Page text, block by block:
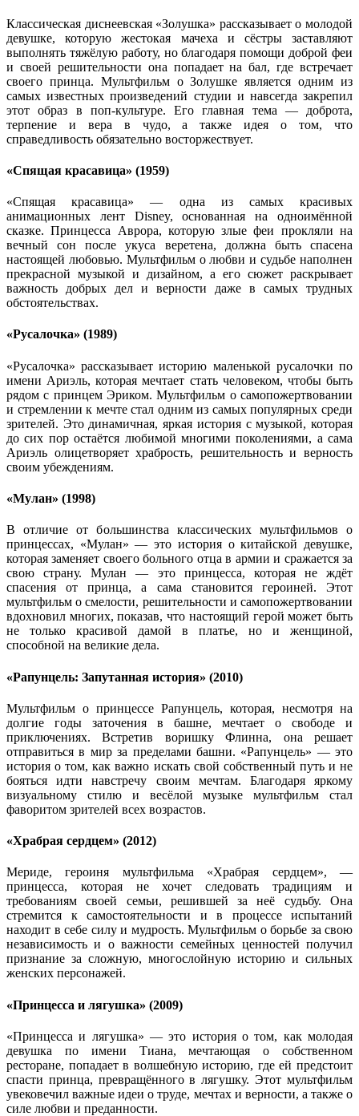
Классическая диснеевская «Золушка» рассказывает о молодой
девушке, которую жестокая мачеха и сёстры заставляют
выполнять тяжёлую работу, но благодаря помощи доброй феи
и своей решительности она попадает на бал, где встречает
своего принца. Мультфильм о Золушке является одним из
самых известных произведений студии и навсегда закрепил
этот образ в поп-культуре. Его главная тема — доброта,
терпение и вера в чудо, а также идея о том, что
справедливость обязательно восторжествует.
«Спящая красавица» (1959)
«Спящая красавица» — одна из самых красивых
анимационных лент Disney, основанная на одноимённой
сказке. Принцесса Аврора, которую злые феи прокляли на
вечный сон после укуса веретена, должна быть спасена
настоящей любовью. Мультфильм о любви и судьбе наполнен
прекрасной музыкой и дизайном, а его сюжет раскрывает
важность добрых дел и верности даже в самых трудных
обстоятельствах.
«Русалочка» (1989)
«Русалочка» рассказывает историю маленькой русалочки по
имени Ариэль, которая мечтает стать человеком, чтобы быть
рядом с принцем Эриком. Мультфильм о самопожертвовании
и стремлении к мечте стал одним из самых популярных среди
зрителей. Это динамичная, яркая история с музыкой, которая
до сих пор остаётся любимой многими поколениями, а сама
Ариэль олицетворяет храбрость, решительность и верность
своим убеждениям.
«Мулан» (1998)
В отличие от большинства классических мультфильмов о
принцессах, «Мулан» — это история о китайской девушке,
которая заменяет своего больного отца в армии и сражается за
свою страну. Мулан — это принцесса, которая не ждёт
спасения от принца, а сама становится героиней. Этот
мультфильм о смелости, решительности и самопожертвовании
вдохновил многих, показав, что настоящий герой может быть
не только красивой дамой в платье, но и женщиной,
способной на великие дела.
«Рапунцель: Запутанная история» (2010)
Мультфильм о принцессе Рапунцель, которая, несмотря на
долгие годы заточения в башне, мечтает о свободе и
приключениях. Встретив воришку Флинна, она решает
отправиться в мир за пределами башни. «Рапунцель» — это
история о том, как важно искать свой собственный путь и не
бояться идти навстречу своим мечтам. Благодаря яркому
визуальному стилю и весёлой музыке мультфильм стал
фаворитом зрителей всех возрастов.
«Храбрая сердцем» (2012)
Мериде, героиня мультфильма «Храбрая сердцем», —
принцесса, которая не хочет следовать традициям и
требованиям своей семьи, решившей за неё судьбу. Она
стремится к самостоятельности и в процессе испытаний
находит в себе силу и мудрость. Мультфильм о борьбе за свою
независимость и о важности семейных ценностей получил
признание за сложную, многослойную историю и сильных
женских персонажей.
«Принцесса и лягушка» (2009)
«Принцесса и лягушка» — это история о том, как молодая
девушка по имени Тиана, мечтающая о собственном
ресторане, попадает в волшебную историю, где ей предстоит
спасти принца, превращённого в лягушку. Этот мультфильм
увековечил важные идеи о труде, мечтах и верности, а также о
силе любви и преданности.